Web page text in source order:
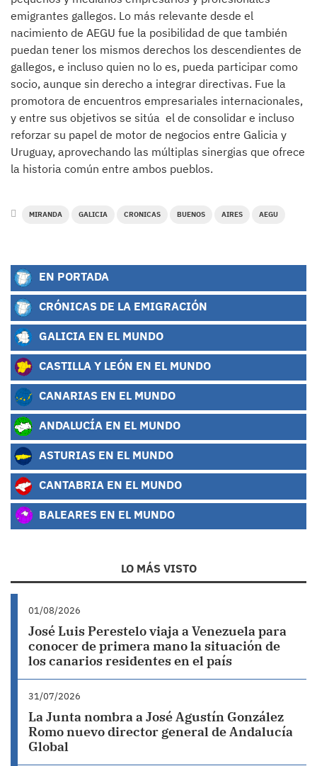
emigrantes gallegos. Lo más relevante desde el
nacimiento de AEGU fue la posibilidad de que también
puedan tener los mismos derechos los descendientes de
gallegos, e incluso quien no lo es, pueda participar como
socio, aunque sin derecho a integrar directivas. Fue la
promotora de encuentros empresariales internacionales,
y entre sus objetivos se sitúa el de consolidar e incluso
reforzar su papel de motor de negocios entre Galicia y
Uruguay, aprovechando las múltiplas sinergias que ofrece
la historia común entre ambos pueblos.
MIRANDA GALICIA CRONICAS BUENOS AIRES AEGU
EN PORTADA
CRÓNICAS DE LA EMIGRACIÓN
GALICIA EN EL MUNDO
CASTILLA Y LEÓN EN EL MUNDO
CANARIAS EN EL MUNDO
ANDALUCÍA EN EL MUNDO
ASTURIAS EN EL MUNDO
CANTABRIA EN EL MUNDO
BALEARES EN EL MUNDO
LO MÁS VISTO
01/08/2026
José Luis Perestelo viaja a Venezuela para
conocer de primera mano la situación de
los canarios residentes en el país
31/07/2026
La Junta nombra a José Agustín González
Romo nuevo director general de Andalucía
Global